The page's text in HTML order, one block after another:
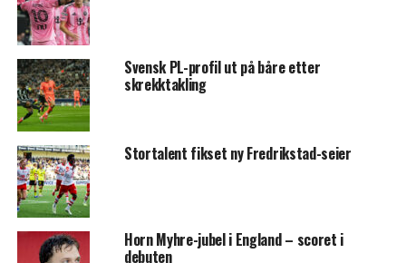
Svensk PL-profil ut på båre etter
skrekktakling
Stortalent fikset ny Fredrikstad-seier
Horn Myhre-jubel i England – scoret i
debuten